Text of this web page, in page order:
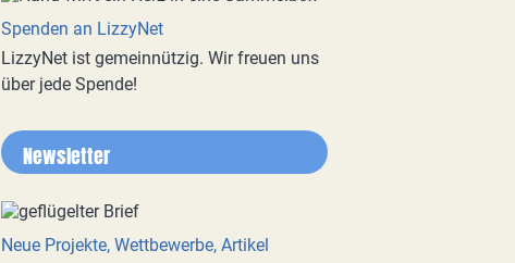
Spenden an LizzyNet
LizzyNet ist gemeinnützig. Wir freuen uns
über jede Spende!
Newsletter
Neue Projekte, Wettbewerbe, Artikel